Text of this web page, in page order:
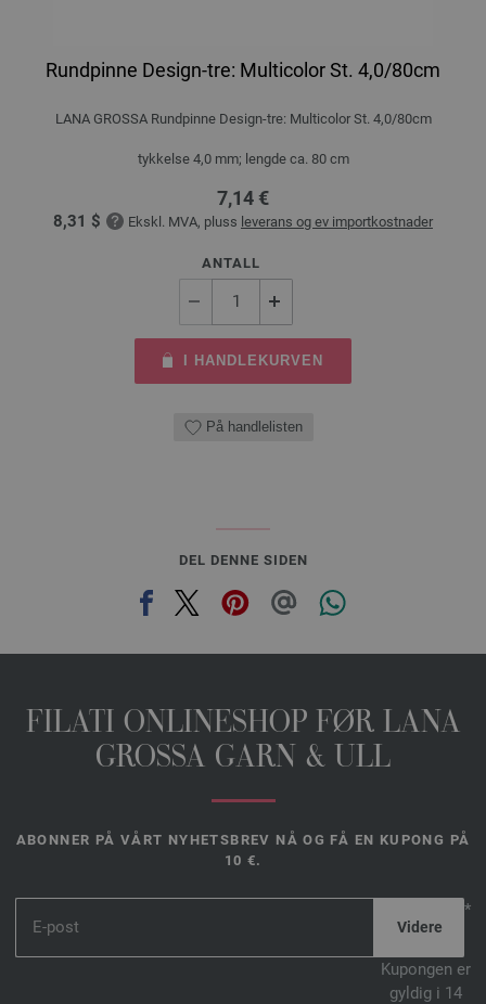
Rundpinne Design-tre: Multicolor St. 4,0/80cm
LANA GROSSA Rundpinne Design-tre: Multicolor St. 4,0/80cm
tykkelse 4,0 mm; lengde ca. 80 cm
7,14 €
8,31 $ Ekskl. MVA, pluss leverans og ev importkostnader
ANTALL
I HANDLEKURVEN
På handlelisten
DEL DENNE SIDEN
FILATI ONLINESHOP FØR LANA
GROSSA GARN & ULL
ABONNER PÅ VÅRT NYHETSBREV NÅ OG FÅ EN KUPONG PÅ
10 €.
*
Kupongen er
gyldig i 14